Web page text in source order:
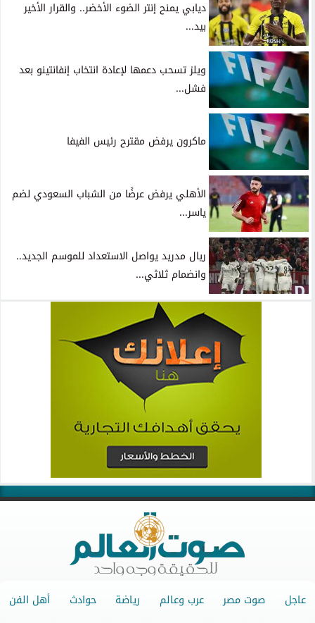
ديابي يمنح إنتر الضوء الأخضر.. والقرار الأخير
بيد...
ويلز تسحب دعمها لإعادة انتخاب إنفانتينو بعد
فشل...
ماكرون يرفض مقترح رئيس الفيفا
الأهلي يرفض عرضًا من الشباب السعودي لضم
ياسر...
ريال مدريد يواصل الاستعداد للموسم الجديد..
وانضمام ثلاثي...
عاجل صوت مصر عرب وعالم رياضة حوادث أهل الفن